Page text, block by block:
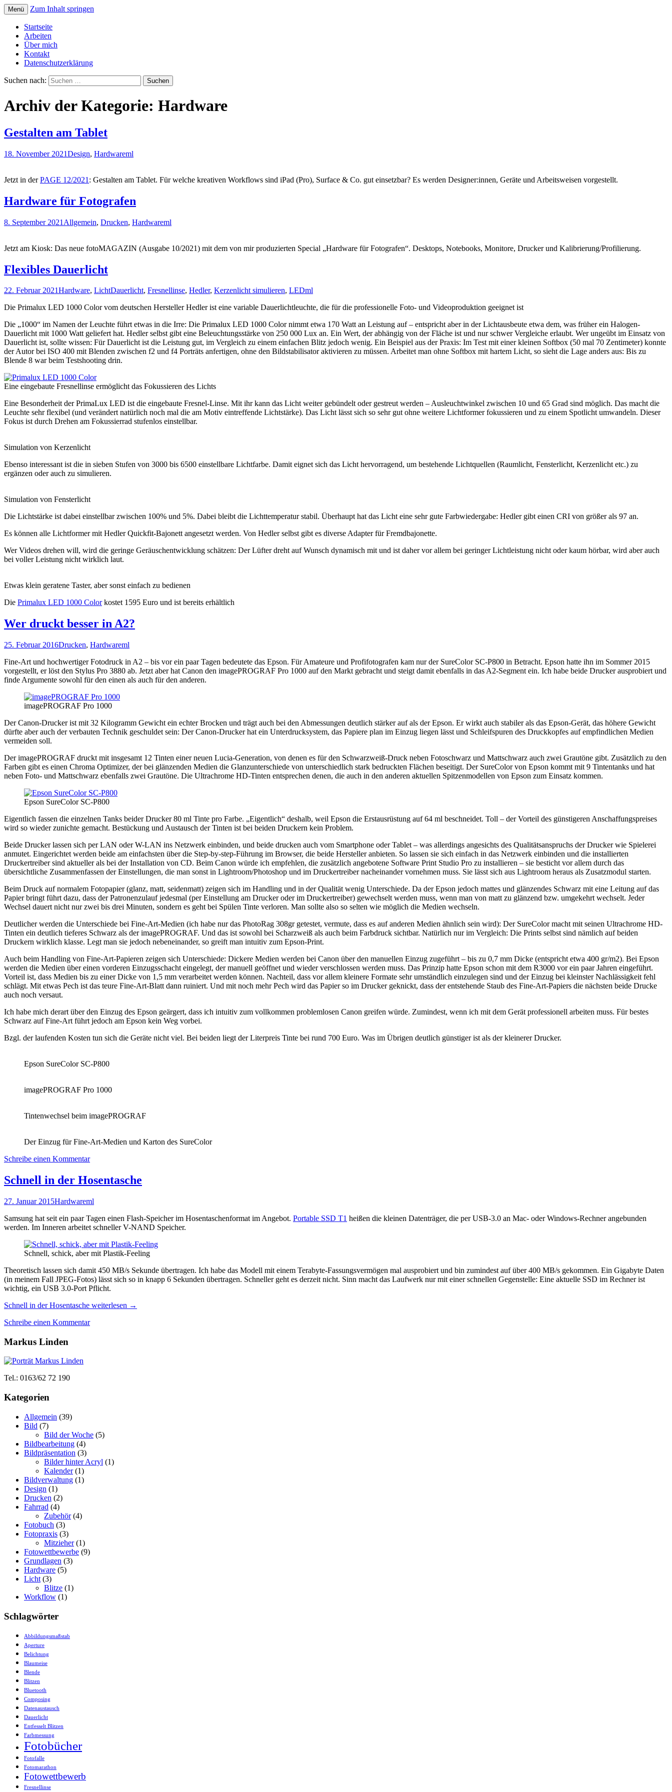
Texte zur Fotografie
Menü Zum Inhalt springen
Startseite
Arbeiten
Über mich
Kontakt
Datenschutzerklärung
Suchen nach:
Archiv der Kategorie: Hardware
Gestalten am Tablet
18. November 2021Design, Hardwareml
Jetzt in derPAGE 12/2021 : Gestalten am Tablet. Für welche kreativen Workflows sind iPad (Pro), Surface & Co. gut einsetzbar? Es werden Designer:innen, Geräte und Arbeitsweisen vorgestellt.
Hardware für Fotografen
8. September 2021 Allgemein, Drucken, Hardwareml
Jetzt am Kiosk: Das neue fotoMAGAZIN (Ausgabe 10/2021) mit dem von mir produzierten Special „Hardware für Fotografen“. Desktops, Notebooks, Monitore, Drucker und Kalibrierung/Profilierung.
Flexibles Dauerlicht
22. Februar 2021Hardware, LichtDauerlicht, Fresnellinse, Hedler, Kerzenlicht simulieren, LEDml
Die Primalux LED 1000 Color vom deutschen Hersteller Hedler ist eine variable Dauerlichtleuchte, die für die professionelle Foto- und Videoproduktion geeignet ist
Die „1000“ im Namen der Leuchte führt etwas in die Irre: Die Primalux LED 1000 Color nimmt etwa 170 Watt an Leistung auf – entspricht aber in der Lichtausbeute etwa dem, was früher ein Halogen-
Dauerlicht mit 1000 Watt geliefert hat. Hedler selbst gibt eine Beleuchtungsstärke von 250 000 Lux an. Ein Wert, der abhängig von der Fläche ist und nur schwer Vergleiche erlaubt. Wer ungeübt im Einsatz von
Dauerlicht ist, sollte wissen: Für Dauerlicht ist die Leistung gut, im Vergleich zu einem einfachen Blitz jedoch wenig. Ein Beispiel aus der Praxis: Im Test mit einer kleinen Softbox (50 mal 70 Zentimeter) konnte
der Autor bei ISO 400 mit Blenden zwischen f2 und f4 Porträts anfertigen, ohne den Bildstabilisator aktivieren zu müssen. Arbeitet man ohne Softbox mit hartem Licht, so sieht die Lage anders aus: Bis zu
Blende 8 war beim Testshooting drin.
Eine eingebaute Fresnellinse ermöglicht das Fokussieren des Lichts
Eine Besonderheit der PrimaLux LED ist die eingebaute Fresnel-Linse. Mit ihr kann das Licht weiter gebündelt oder gestreut werden – Ausleuchtwinkel zwischen 10 und 65 Grad sind möglich. Das macht die
Leuchte sehr flexibel (und verändert natürlich noch mal die am Motiv eintreffende Lichtstärke). Das Licht lässt sich so sehr gut ohne weitere Lichtformer fokussieren und zu einem Spotlicht umwandeln. Dieser
Fokus ist durch Drehen am Fokussierrad stufenlos einstellbar.
Simulation von Kerzenlicht
Ebenso interessant ist die in sieben Stufen von 3000 bis 6500 einstellbare Lichtfarbe. Damit eignet sich das Licht hervorragend, um bestehende Lichtquellen (Raumlicht, Fensterlicht, Kerzenlicht etc.) zu
ergänzen oder auch zu simulieren.
Simulation von Fensterlicht
Die Lichtstärke ist dabei einstellbar zwischen 100% und 5%. Dabei bleibt die Lichttemperatur stabil. Überhaupt hat das Licht eine sehr gute Farbwiedergabe: Hedler gibt einen CRI von größer als 97 an.
Es können alle Lichtformer mit Hedler Quickfit-Bajonett angesetzt werden. Von Hedler selbst gibt es diverse Adapter für Fremdbajonette.
Wer Videos drehen will, wird die geringe Geräuschentwicklung schätzen: Der Lüfter dreht auf Wunsch dynamisch mit und ist daher vor allem bei geringer Lichtleistung nicht oder kaum hörbar, wird aber auch
bei voller Leistung nicht wirklich laut.
Etwas klein geratene Taster, aber sonst einfach zu bedienen
Die Primalux LED 1000 Colorkostet 1595 Euro und ist bereits erhältlich
Wer druckt besser in A2?
25. Februar 2016Drucken, Hardwareml
Fine-Art und hochwertiger Fotodruck in A2 – bis vor ein paar Tagen bedeutete das Epson. Für Amateure und Profifotografen kam nur der SureColor SC-P800 in Betracht. Epson hatte ihn im Sommer 2015
vorgestellt, er löst den Stylus Pro 3880 ab. Jetzt aber hat Canon den imagePROGRAF Pro 1000 auf den Markt gebracht und steigt damit ebenfalls in das A2-Segment ein. Ich habe beide Drucker ausprobiert und
finde Argumente sowohl für den einen als auch für den anderen.
imagePROGRAF Pro 1000
Der Canon-Drucker ist mit 32 Kilogramm Gewicht ein echter Brocken und trägt auch bei den Abmessungen deutlich stärker auf als der Epson. Er wirkt auch stabiler als das Epson-Gerät, das höhere Gewicht
dürfte aber auch der verbauten Technik geschuldet sein: Der Canon-Drucker hat ein Unterdrucksystem, das Papiere plan im Einzug liegen lässt und Schleifspuren des Druckkopfes auf empfindlichen Medien
vermeiden soll.
Der imagePROGRAF druckt mit insgesamt 12 Tinten einer neuen Lucia-Generation, von denen es für den Schwarzweiß-Druck neben Fotoschwarz und Mattschwarz auch zwei Grautöne gibt. Zusätzlich zu den
Farben gibt es einen Chroma Optimizer, der bei glänzenden Medien die Glanzunterschiede von unterschiedlich stark bedruckten Flächen beseitigt. Der SureColor von Epson kommt mit 9 Tintentanks und hat
neben Foto- und Mattschwarz ebenfalls zwei Grautöne. Die Ultrachrome HD-Tinten entsprechen denen, die auch in den anderen aktuellen Spitzenmodellen von Epson zum Einsatz kommen.
Epson SureColor SC-P800
Eigentlich fassen die einzelnen Tanks beider Drucker 80 ml Tinte pro Farbe. „Eigentlich“ deshalb, weil Epson die Erstausrüstung auf 64 ml beschneidet. Toll – der Vorteil des günstigeren Anschaffungspreises
wird so wieder zunichte gemacht. Bestückung und Austausch der Tinten ist bei beiden Druckern kein Problem.
Beide Drucker lassen sich per LAN oder W-LAN ins Netzwerk einbinden, und beide drucken auch vom Smartphone oder Tablet – was allerdings angesichts des Qualitätsanspruchs der Drucker wie Spielerei
anmutet. Eingerichtet werden beide am einfachsten über die Step-by-step-Führung im Browser, die beide Hersteller anbieten. So lassen sie sich einfach in das Netzwerk einbinden und die installierten
Druckertreiber sind aktueller als bei der Installation von CD. Beim Canon würde ich empfehlen, die zusätzlich angebotene Software Print Studio Pro zu installieren – sie besticht vor allem durch das
übersichtliche Zusammenfassen der Einstellungen, die man sonst in Lightroom/Photoshop und im Druckertreiber nacheinander vornehmen muss. Sie lässt sich aus Lightroom heraus als Zusatzmodul starten.
Beim Druck auf normalem Fotopapier (glanz, matt, seidenmatt) zeigen sich im Handling und in der Qualität wenig Unterschiede. Da der Epson jedoch mattes und glänzendes Schwarz mit eine Leitung auf das
Papier bringt führt dazu, dass der Patronenzulauf jedesmal (per Einstellung am Drucker oder im Druckertreiber) gewechselt werden muss, wenn man von matt zu glänzend bzw. umgekehrt wechselt. Jeder
Wechsel dauert nicht nur zwei bis drei Minuten, sondern es geht bei Spülen Tinte verloren. Man sollte also so selten wie möglich die Medien wechseln.
Deutlicher werden die Unterschiede bei Fine-Art-Medien (ich habe nur das PhotoRag 308gr getestet, vermute, dass es auf anderen Medien ähnlich sein wird): Der SureColor macht mit seinen Ultrachrome HD-
Tinten ein deutlich tieferes Schwarz als der imagePROGRAF. Und das ist sowohl bei Scharzweiß als auch beim Farbdruck sichtbar. Natürlich nur im Vergleich: Die Prints selbst sind nämlich auf beiden
Druckern wirklich klasse. Legt man sie jedoch nebeneinander, so greift man intuitiv zum Epson-Print.
Auch beim Handling von Fine-Art-Papieren zeigen sich Unterschiede: Dickere Medien werden bei Canon über den manuellen Einzug zugeführt – bis zu 0,7 mm Dicke (entspricht etwa 400 gr/m2). Bei Epson
werden die Medien über einen vorderen Einzugsschacht eingelegt, der manuell geöffnet und wieder verschlossen werden muss. Das Prinzip hatte Epson schon mit dem R3000 vor ein paar Jahren eingeführt.
Vorteil ist, dass Medien bis zu einer Dicke von 1,5 mm verarbeitet werden können. Nachteil, dass vor allem kleinere Formate sehr umständlich einzulegen sind und der Einzug bei kleinster Nachlässigkeit fehl
schlägt. Mit etwas Pech ist das teure Fine-Art-Blatt dann ruiniert. Und mit noch mehr Pech wird das Papier so im Drucker geknickt, dass der entstehende Staub des Fine-Art-Papiers die nächsten beide Drucke
auch noch versaut.
Ich habe mich derart über den Einzug des Epson geärgert, dass ich intuitiv zum vollkommen problemlosen Canon greifen würde. Zumindest, wenn ich mit dem Gerät professionell arbeiten muss. Für bestes
Schwarz auf Fine-Art führt jedoch am Epson kein Weg vorbei.
Bzgl. der laufenden Kosten tun sich die Geräte nicht viel. Bei beiden liegt der Literpreis Tinte bei rund 700 Euro. Was im Übrigen deutlich günstiger ist als der kleinerer Drucker.
Epson SureColor SC-P800
imagePROGRAF Pro 1000
Tintenwechsel beim imagePROGRAF
Der Einzug für Fine-Art-Medien und Karton des SureColor
Schreibe einen Kommentar
Schnell in der Hosentasche
27. Januar 2015Hardwareml
Samsung hat seit ein paar Tagen einen Flash-Speicher im Hosentaschenformat im Angebot. Portable SSD T1 heißen die kleinen Datenträger, die per USB-3.0 an Mac- oder Windows-Rechner angebunden
werden. Im Inneren arbeitet schneller V-NAND Speicher.
Schnell, schick, aber mit Plastik-Feeling
Theoretisch lassen sich damit 450 MB/s Sekunde übertragen. Ich habe das Modell mit einem Terabyte-Fassungsvermögen mal ausprobiert und bin zumindest auf über 400 MB/s gekommen. Ein Gigabyte Daten
(in meinem Fall JPEG-Fotos) lässt sich so in knapp 6 Sekunden übertragen. Schneller geht es derzeit nicht. Sinn macht das Laufwerk nur mit einer schnellen Gegenstelle: Eine aktuelle SSD im Rechner ist
wichtig, ein USB 3.0-Port Pflicht.
Schnell in der Hosentasche weiterlesen →
Schreibe einen Kommentar
Markus Linden
Tel.: 0163/62 72 190
Kategorien
Allgemein (39)
Bild (7)
Bild der Woche (5)
Bildbearbeitung (4)
Bildpräsentation (3)
Bilder hinter Acryl (1)
Kalender(1)
Bildverwaltung (1)
Design (1)
Drucken (2)
Fahrrad (4)
Zubehör(4)
Fotobuch (3)
Fotopraxis (3)
Mitzieher(1)
Fotowettbewerbe (9)
Grundlagen (3)
Hardware (5)
Licht (3)
Blitze (1)
Workflow (1)
Schlagwörter
Abbildungsmaßstab
Aperture
Belichtung
Blaumeise
Blende
Blitzen
Bluetooth
Composing
Datenaustausch
Dauerlicht
Entfesselt Blitzen
Farbmessung
Fotobücher
Fotofalle
Fotomarathon
Fotowettbewerb
Fresnellinse